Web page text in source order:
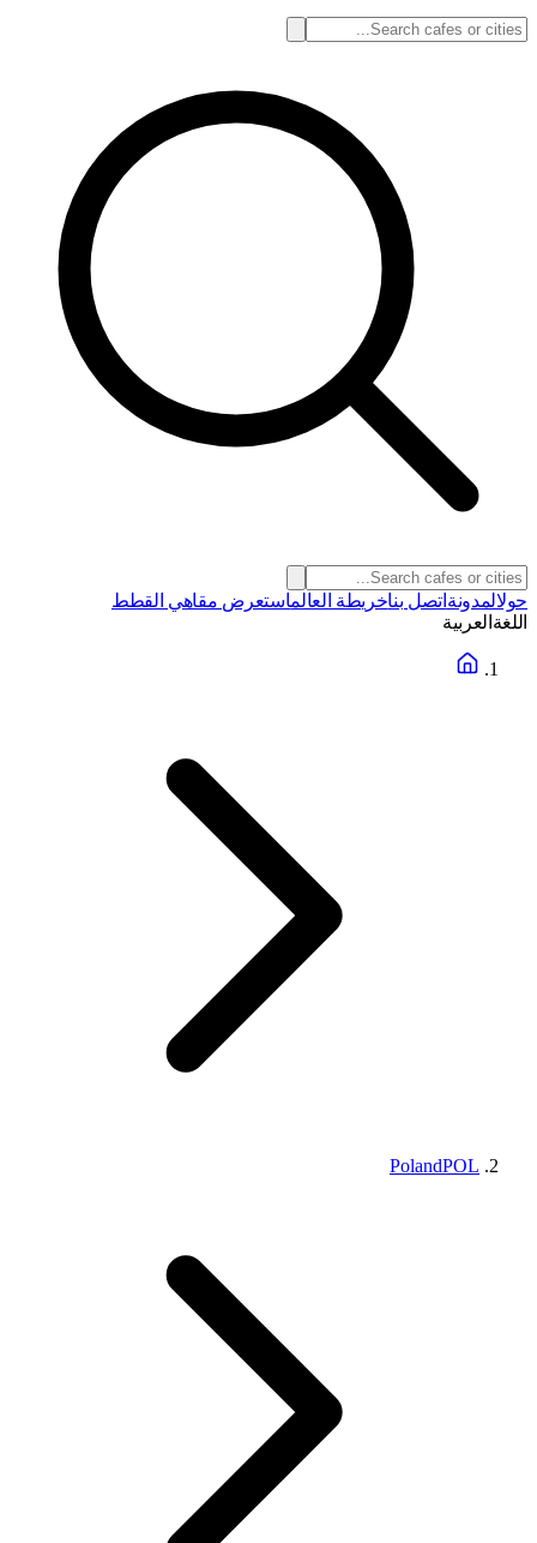
حولالمدونة اتصل بناخريطة العالماستعرض مقاهي القطط
اللغة العربية
PolandPOL